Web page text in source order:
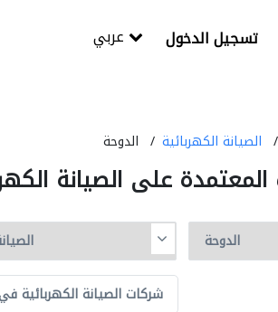
تسجيل الدخول
الصيانة الكهربائية الدوحة
المعتمدة على الصيانة
شركات الصيانة الكهربائية